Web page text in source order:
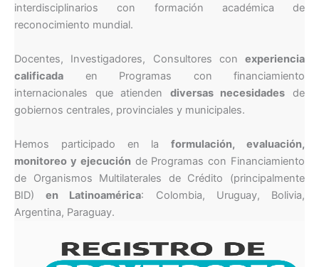
interdisciplinarios con formación académica de
reconocimiento mundial.
Docentes, Investigadores, Consultores con experiencia
calificada en Programas con financiamiento
internacionales que atienden diversas necesidades de
gobiernos centrales, provinciales y municipales.
Hemos participado en laformulación, evaluación,
monitoreo y ejecuciónde Programas con Financiamiento
de Organismos Multilaterales de Crédito (principalmente
BID)en Latinoamérica: Colombia, Uruguay, Bolivia,
Argentina, Paraguay.